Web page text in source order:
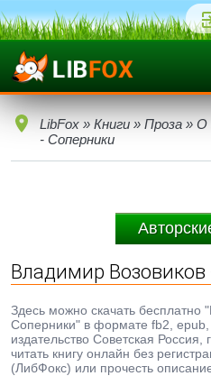
LibFox » Книги » Проза » О
- Соперники
Владимир Возовиков
Здесь можно скачать бесплатно
Соперники" в формате fb2,
издательство Советская
читать книгу онлайн без
(ЛибФокс) или прочесть